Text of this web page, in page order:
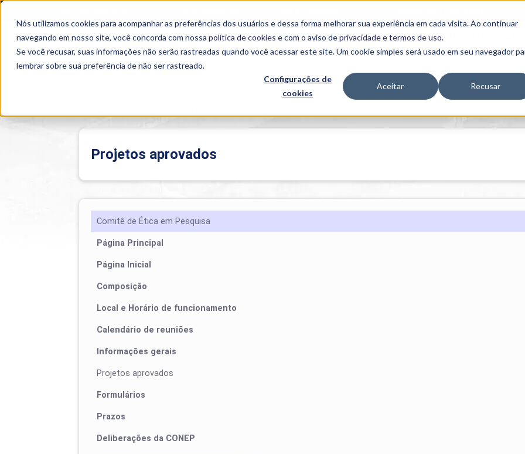
Nós utilizamos cookies para acompanhar as preferências dos usuários e dessa forma melhorar sua experiência em cada visita. Ao continuar
navegando em nosso site, você concorda com nossa política de cookies e com o aviso deprivacidade e termos de uso.
Se você recusar, suas informações não serão rastreadas quando você acessar este site. Um cookie simples será usado em seu navegador
lembrar sobre sua preferência de não ser rastreado.
Configurações de
cookies
Aceitar Recusar
SEMIPRESENCIAL PRESENCIAL EAD BENEFÍCIOS
Acadêmicos
NIT
Comitê de Ética em Pesquisa
Página Principal
Página Inicial
Composição
Local e Horário de funcionamento
Calendário de reuniões
Informações gerais
Projetos aprovados
Formulários
Prazos
Deliberações da CONEP
Projetos aprovados